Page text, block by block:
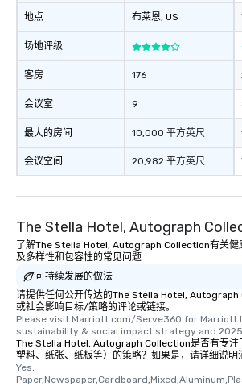
地点
场地评级
客房
会议室
最大的房间
会议空间
布莱恩, US
176
9
10,000 平方英尺
20,982 平方英尺
The Stella Hotel, Autograph
了解The Stella Hotel, Autograph Collection有关健
及多样性和包容性的常见问题
可持续发展的做法
请提供任何公开传达的The Stella Hotel, Autograph
或社会影响目标/策略的评论或链接。
Please visit Marriott.com/Serve360 for Marriott
sustainability & social impact strategy and
The Stella Hotel, Autograph Collection是否有专注
塑料、纸张、纸板等）的策略？如果是，请详细说明
Yes,